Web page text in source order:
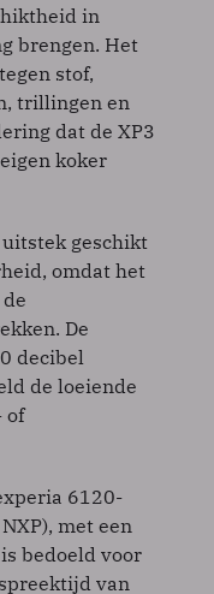
in
brengen. Het
stof,
trillingen en
dat de XP3
koker
geschikt
omdat het
De
decibel
de loeiende
of
6120-
met een
bedoeld voor
van